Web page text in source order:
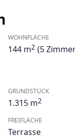
WOHNFLÄCHE
144 m2 (5
GRUNDSTÜCK
1.315 m2
FREIFLÄCHE
Terrasse